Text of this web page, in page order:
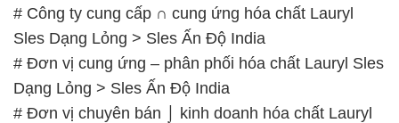
# Công ty cung cấp ∩ cung ứng hóa chất Lauryl
Sles Dạng Lỏng > Sles Ấn Độ India
# Đơn vị cung ứng – phân phối hóa chất Lauryl Sles
Dạng Lỏng > Sles Ấn Độ India
# Đơn vị chuyên bán ⌡ kinh doanh hóa chất Lauryl